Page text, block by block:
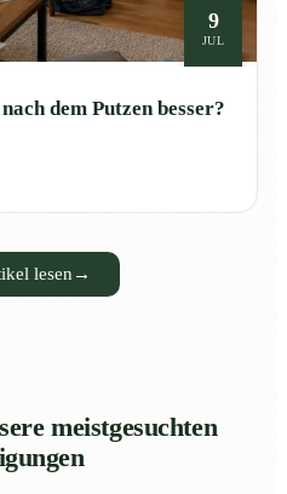
9
JUL
dem Putzen besser?
lesen →
meistgesuchten